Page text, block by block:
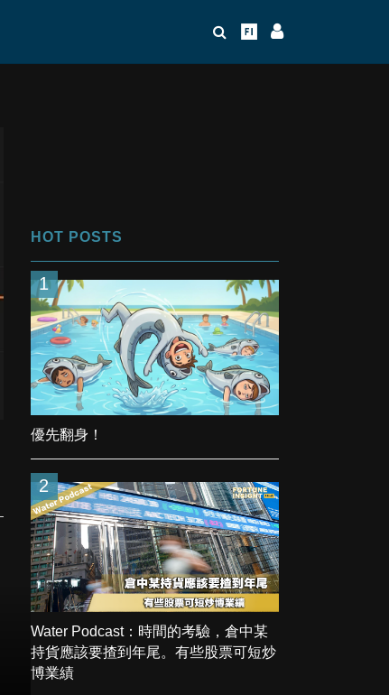
HOT POSTS
1
優先翻身！
2
Water Podcast：時間的考驗，倉中某
持貨應該要揸到年尾。有些股票可短炒
博業績